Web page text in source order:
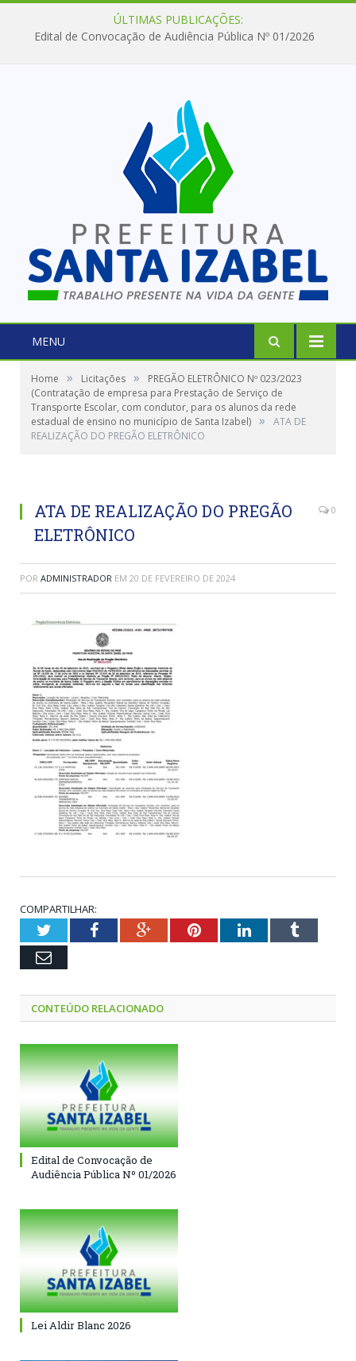
ÚLTIMAS PUBLICAÇÕES:
Edital de Convocação de Audiência Pública Nº 01/2026
MENU
Home » Licitações »
PREGÃO ELETRÔNICO Nº 023/2023
(Contratação de empresa para Prestação de Serviço de
Transporte Escolar, com condutor, para os alunos da rede
estadual de ensino no município de Santa Izabel) »
ATA DE
REALIZAÇÃO DO PREGÃO ELETRÔNICO
ATA DE REALIZAÇÃO DO PREGÃO
ELETRÔNICO
0
POR ADMINISTRADOR EM 20 DE FEVEREIRO DE 2024
COMPARTILHAR:
TwitterFacebookGoogle+PinterestLinkedInTumblr
Email
CONTEÚDO RELACIONADO
Edital de Convocação de
Audiência Pública Nº 01/2026
Lei Aldir Blanc 2026